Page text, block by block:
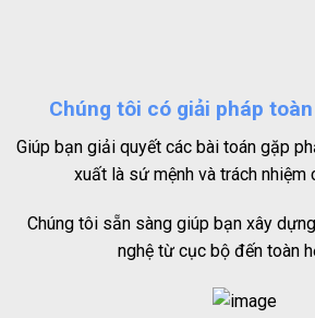
Chúng tôi có giải pháp
Giúp bạn giải quyết các bài toán gặp
xuất là sứ mệnh và trách nhiệm
Chúng tôi sẵn sàng giúp bạn xây
nghệ từ cục bộ đến toàn